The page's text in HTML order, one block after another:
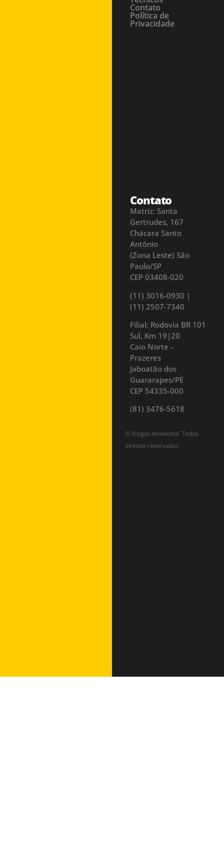
Contato
Política de
Privacidade
Contato
Matriz: Santa
Gertrudes, 167
Chácara Santo
Antônio
(Zona Leste) São
Paulo/SP
CEP 03408-020
(11) 3016-0930​ |
(11) 2507-7340
Filial: Rodovia BR 101
Sul, Km 19|20
Caio Norte –
Prazeres
Jaboatão dos
Guararapes/PE
CEP 54335-000
(81) 3476-5618
© Yorgos Ambiental. Todos
direitos reservados.